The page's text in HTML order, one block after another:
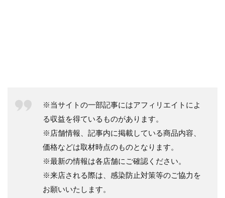
※当サイトの一部記事にはアフィリエイトによ
る収益を得ているものがあります。
※店舗情報、記事内に掲載している商品内容、
価格などは取材時点のものとなります。
※最新の情報は各店舗にご確認ください。
※来店される際は、感染防止対策等のご協力を
お願いいたします。